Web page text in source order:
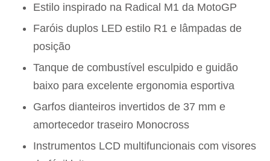
Estilo inspirado na Radical M1 da MotoGP
Faróis duplos LED estilo R1 e lâmpadas de
posição
Tanque de combustível esculpido e guidão
baixo para excelente ergonomia esportiva
Garfos dianteiros invertidos de 37 mm e
amortecedor traseiro Monocross
Instrumentos LCD multifuncionais com visores